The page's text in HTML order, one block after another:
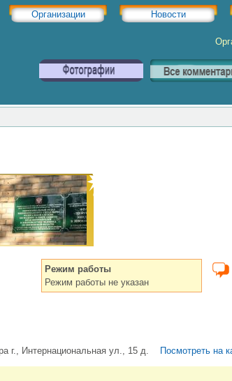
Организации Новости
Режим работы
Режим работы не указан
г., Интернациональная ул., 15 д. Посмотреть на